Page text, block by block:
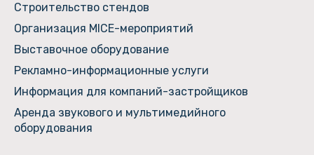
Строительство стендов
Организация MICE-мероприятий
Выставочное оборудование
Рекламно-информационные услуги
Информация для компаний-застройщиков
Аренда звукового и мультимедийного
оборудования